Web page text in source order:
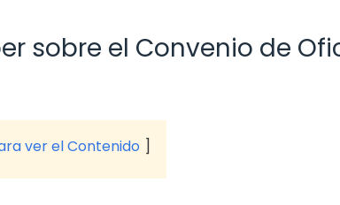
sobre el Convenio de
ver el Contenido